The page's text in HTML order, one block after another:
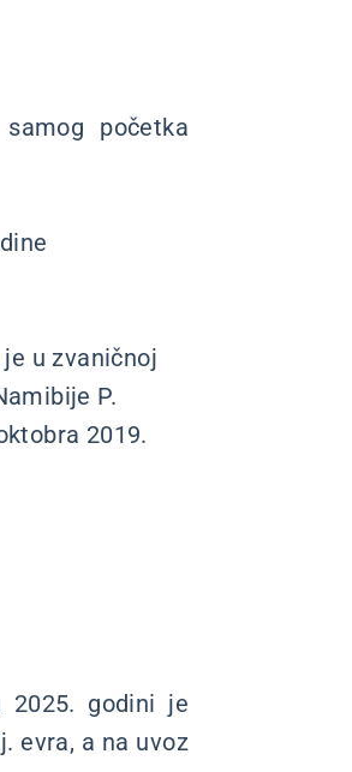
početka
u zvaničnoj
P.
2019.
2025. godini je
evra, a na uvoz